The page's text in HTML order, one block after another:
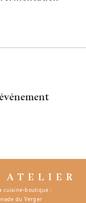
ATELIER
cuisine-boutique :
du Verger